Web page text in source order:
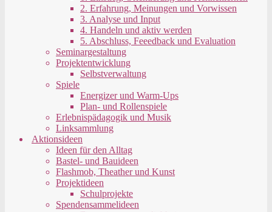
2. Erfahrung, Meinungen und Vorwissen
3. Analyse und Input
4. Handeln und aktiv werden
5. Abschluss, Feeedback und Evaluation
Seminargestaltung
Projektentwicklung
Selbstverwaltung
Spiele
Energizer und Warm-Ups
Plan- und Rollenspiele
Erlebnispädagogik und Musik
Linksammlung
Aktionsideen
Ideen für den Alltag
Bastel- und Bauideen
Flashmob, Theather und Kunst
Projektideen
Schulprojekte
Spendensammelideen